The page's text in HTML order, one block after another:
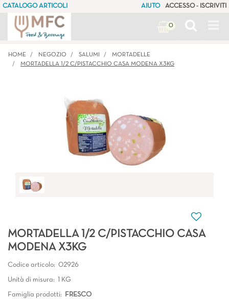
CATALOGO ARTICOLI AIUTO ACCESSO - ISCRIVITI
0
HOME NEGOZIO SALUMI
MORTADELLE
MORTADELLA 1/2 C/PISTACCHIO CASA MODENA X3KG
MORTADELLA 1/2 C/PISTACCHIO CASA
MODENA X3KG
Codice articolo: 02926
Unità di misura: 1 KG
Famiglia prodotti: FRESCO